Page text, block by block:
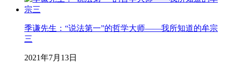
季谦先生：“说法第一”的哲学大师——我所知道的牟宗
三
2021年7月13日